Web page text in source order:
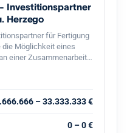
Investitionspartner
Herzego
für Fertigung
die Möglichkeit eines
einer Zusammenarbeit?
und die
teilen. Danke!
– 33.333.333 €
0 – 0 €